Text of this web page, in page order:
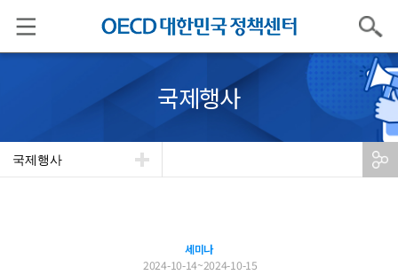
검색
국제행사
국제행사
세미나
2024-10-14~2024-10-15